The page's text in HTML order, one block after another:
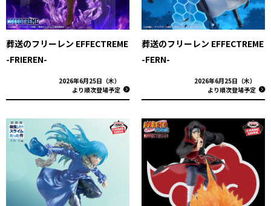
葬送のフリーレン EFFECTREME
-FRIEREN-
2026年6月25日（木）
より順次登場予定
葬送のフリーレン EFFECTREME
-FERN-
2026年6月25日（木）
より順次登場予定